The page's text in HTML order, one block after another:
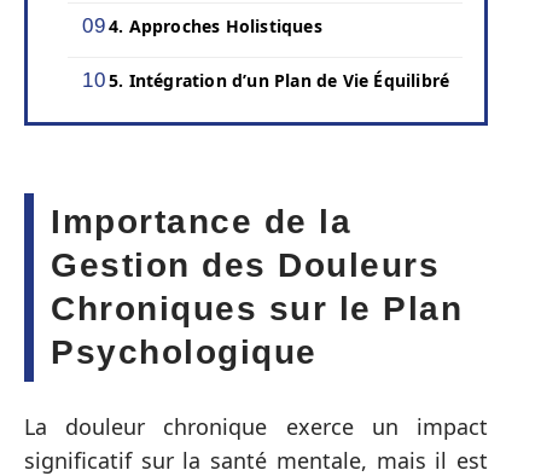
4. Approches Holistiques
5. Intégration d’un Plan de Vie Équilibré
Importance de la
Gestion des Douleurs
Chroniques sur le Plan
Psychologique
La douleur chronique exerce un impact
significatif sur la santé mentale, mais il est